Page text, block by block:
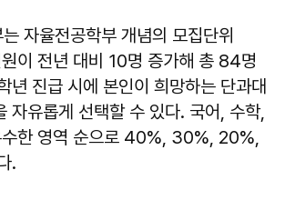
자율전공학부 개념의 모집단위
이 전년 대비 10명 증가해 총 84명
년 진급 시에 본인이 희망하는 단과대
자유롭게 선택할 수 있다. 국어, 수학,
수한 영역 순으로 40%, 30%, 20%,
.